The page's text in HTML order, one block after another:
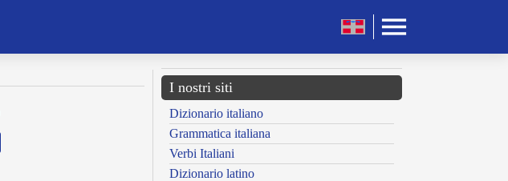
I nostri siti
Dizionario italiano
Grammatica italiana
Verbi Italiani
Dizionario latino